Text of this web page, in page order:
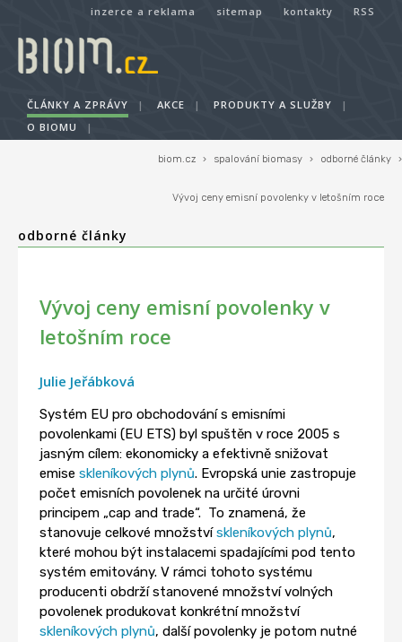
inzerce a reklama sitemap kontakty RSS
ČLÁNKY A ZPRÁVY | AKCE | PRODUKTY A SLUŽBY
|
O BIOMU
|
biom.cz › spalování biomasy › odborné články ›
Vývoj ceny emisní povolenky v letošním roce
odborné články
Vývoj ceny emisní povolenky v
letošním roce
Julie Jeřábková
Systém EU pro obchodování s emisními
povolenkami (EU ETS) byl spuštěn v roce 2005 s
jasným cílem: ekonomicky a efektivně snižovat
emiseskleníkových plynů. Evropská unie zastropuje
počet emisních povolenek na určité úrovni
principem „cap and trade“. To znamená, že
stanovuje celkové množstvískleníkových plynů,
které mohou být instalacemi spadajícími pod tento
systém emitovány. V rámci tohoto systému
producenti obdrží stanovené množství volných
povolenek produkovat konkrétní množství
skleníkových plynů, další povolenky je potom nutné